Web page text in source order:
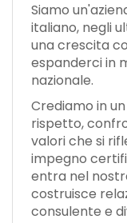
Siamo
italiano, negli
una crescita
espanderci in
nazionale.
Crediamo in
rispetto,
valori che si
impegno
entra nel
costruisce
consulente e